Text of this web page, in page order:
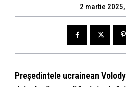
2 martie
Președintele ucrainean